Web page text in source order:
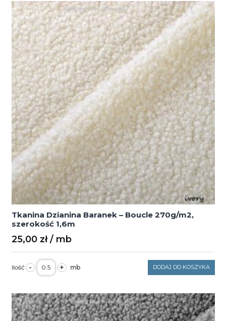
Tkanina Dzianina Baranek – Boucle 270g/m2,
szerokość 1,6m
25,00 zł
- ilość
Tkanina
Dzianina
–
Boucle
270g/m2,
szerokość
+ DODAJ DO KOSZYKA